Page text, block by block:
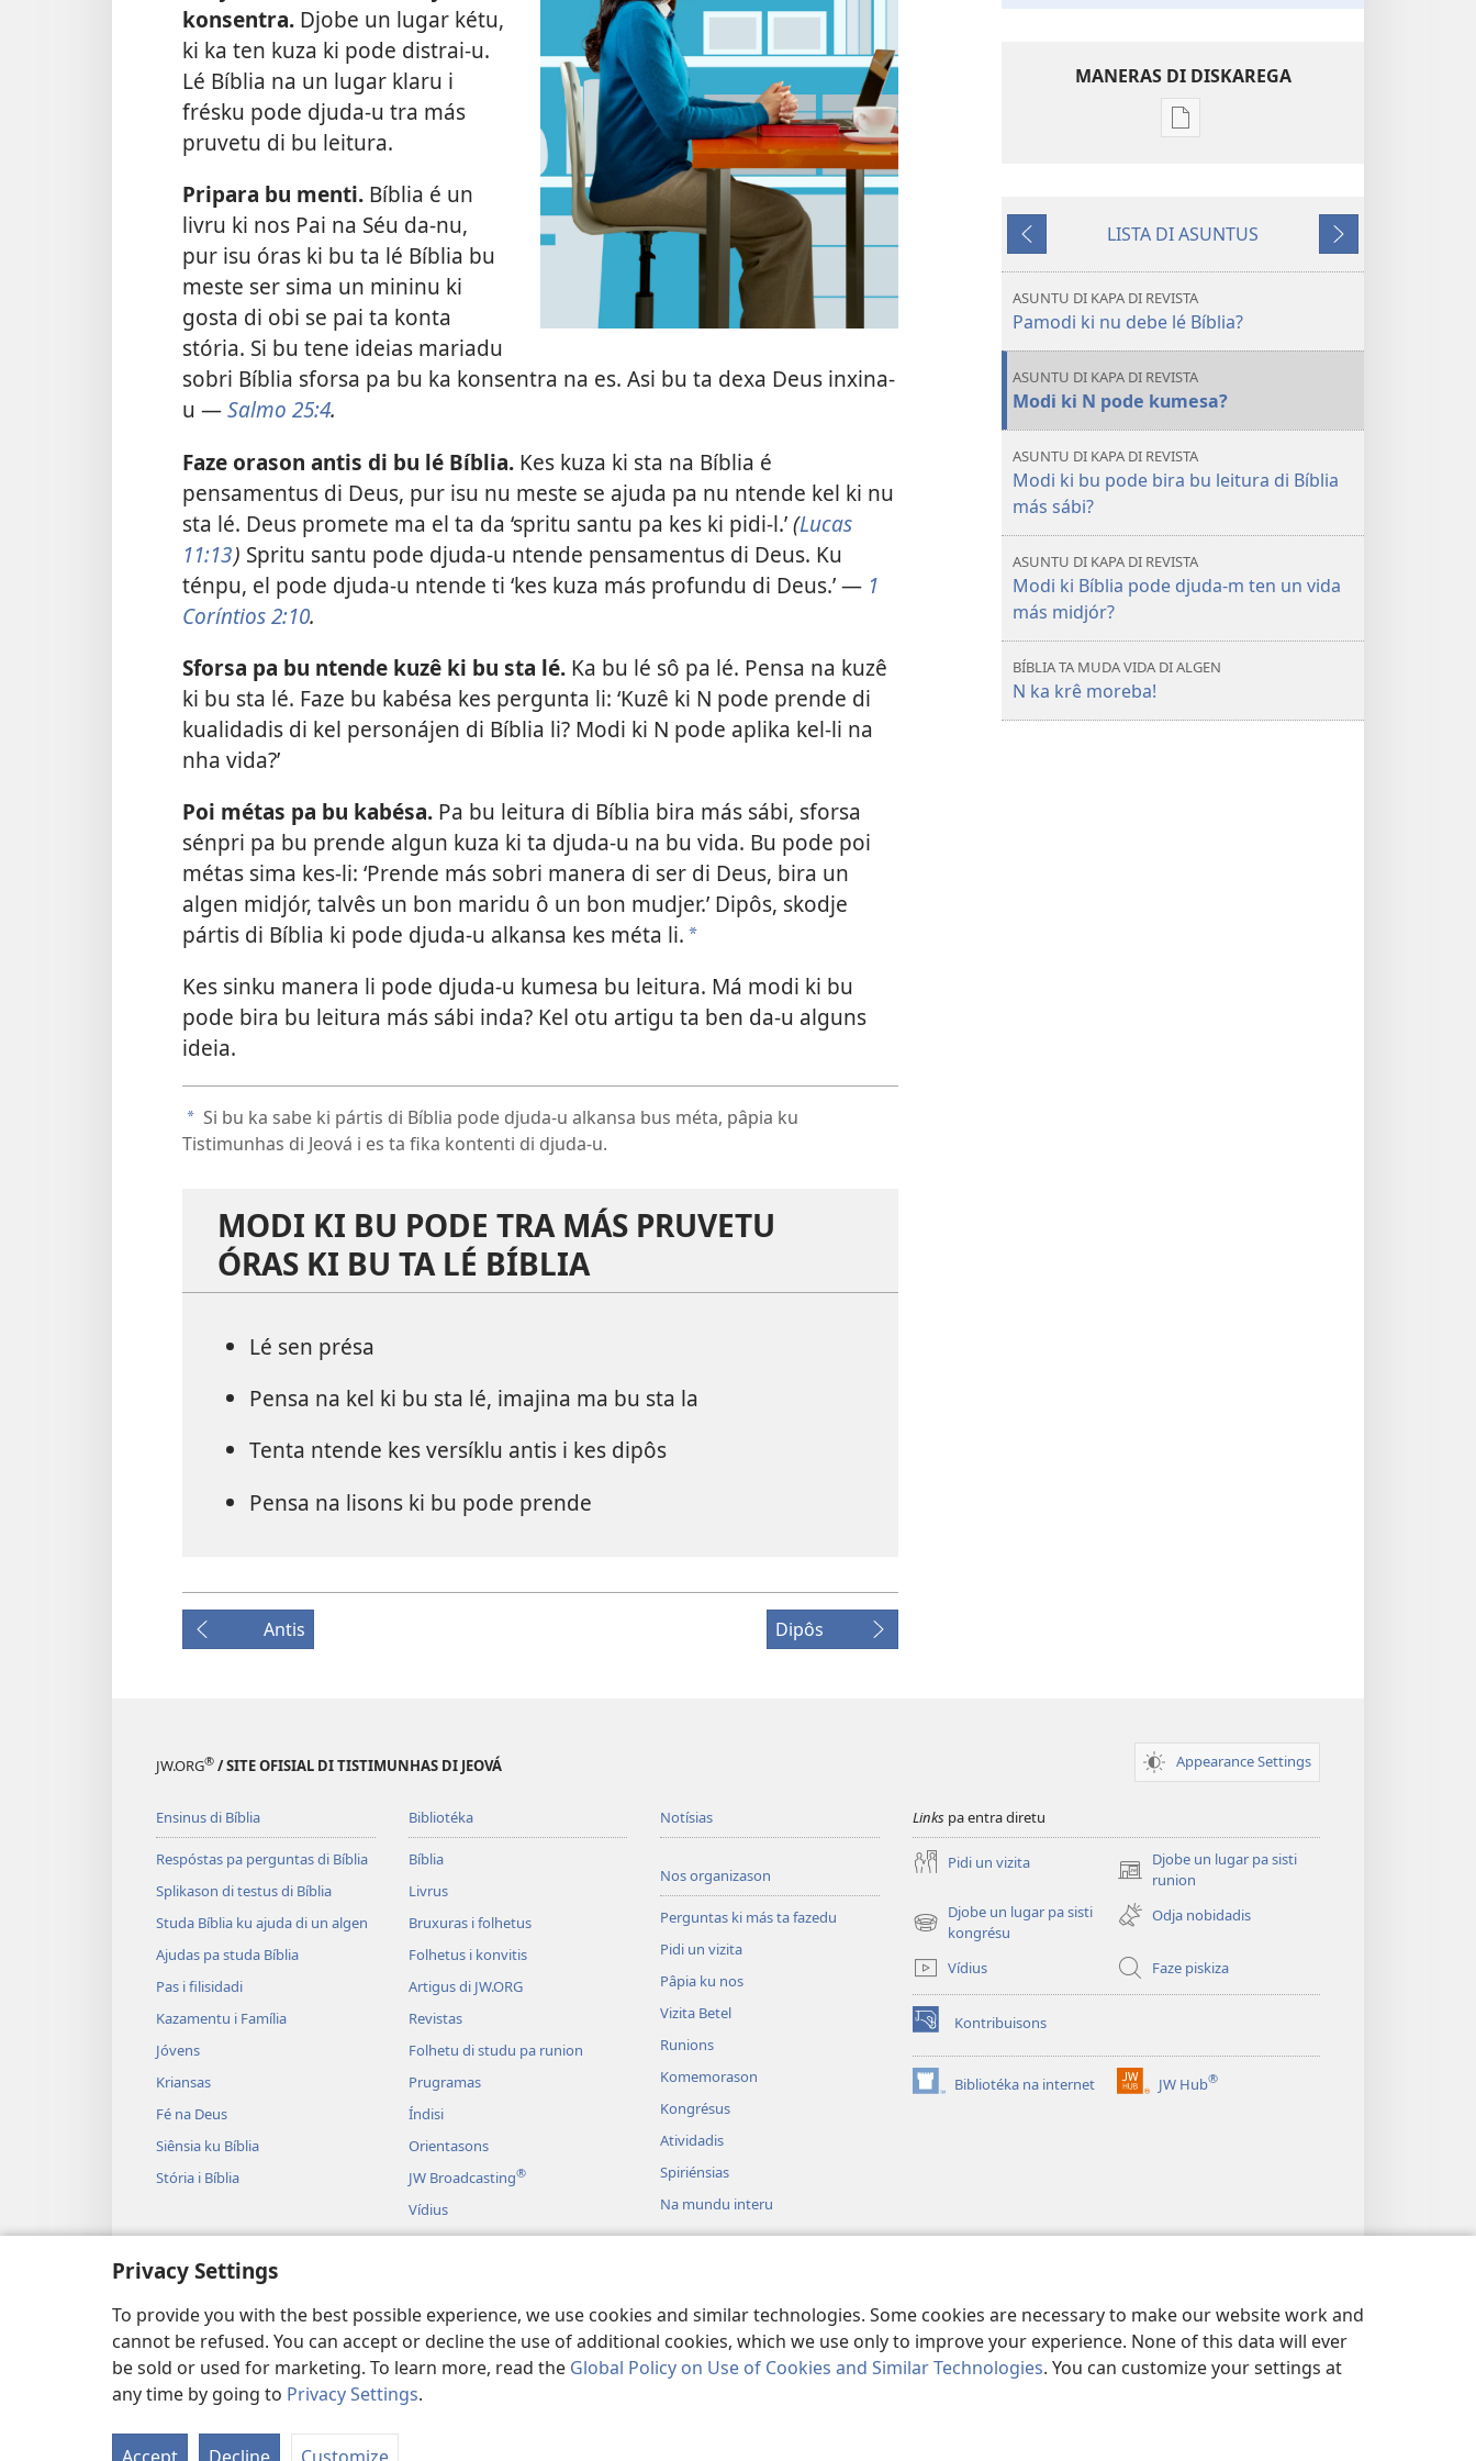
Privacy Settings
To provide you with the best possible experience, we use cookies and similar technologies. Some cookies are necessary to make our website work and
cannot be refused. You can accept or decline the use of additional cookies, which we use only to improve your experience. None of this data will ever
be sold or used for marketing. To learn more, read the Global Policy on Use of Cookies and Similar Technologies. You can customize your settings at
any time by going to Privacy Settings.
konsentra. Djobe un lugar kétu,
ki ka ten kuza ki pode distrai-u.
Lé Bíblia na un lugar klaru i
frésku pode djuda-u tra más
pruvetu di bu leitura.
Pripara bu menti. Bíblia é un
livru ki nos Pai na Séu da-nu,
pur isu óras ki bu ta lé Bíblia bu
meste ser sima un mininu ki
gosta di obi se pai ta konta
stória. Si bu tene ideias mariadu
sobri Bíblia sforsa pa bu ka konsentra na es. Asi bu ta dexa Deus inxina-
u —Salmo 25:4.
Faze orason antis di bu lé Bíblia. Kes kuza ki sta na Bíblia é
pensamentus di Deus, pur isu nu meste se ajuda pa nu ntende kel ki nu
sta lé. Deus promete ma el ta da ‘spritu santu pa kes ki pidi-l.’(Lucas
11:13) Spritu santu pode djuda-u ntende pensamentus di Deus. Ku
ténpu, el pode djuda-u ntende ti ‘kes kuza más profundu di Deus.’ — 1
Coríntios 2:10.
Sforsa pa bu ntende kuzê ki bu sta lé. Ka bu lé sô pa lé. Pensa na kuzê
ki bu sta lé. Faze bu kabésa kes pergunta li: ‘Kuzê ki N pode prende di
kualidadis di kel personájen di Bíblia li? Modi ki N pode aplika kel-li na
nha vida?’
Poi métas pa bu kabésa. Pa bu leitura di Bíblia bira más sábi, sforsa
sénpri pa bu prende algun kuza ki ta djuda-u na bu vida. Bu pode poi
métas sima kes-li: ‘Prende más sobri manera di ser di Deus, bira un
algen midjór, talvês un bon maridu ô un bon mudjer.’ Dipôs, skodje
pártis di Bíblia ki pode djuda-u alkansa kes méta li. a
Kes sinku manera li pode djuda-u kumesa bu leitura. Má modi ki bu
pode bira bu leitura más sábi inda? Kel otu artigu ta ben da-u alguns
ideia.
a Si bu ka sabe ki pártis di Bíblia pode djuda-u alkansa bus méta, pâpia ku
Tistimunhas di Jeová i es ta fika kontenti di djuda-u.
MODI KI BU PODE TRA MÁS PRUVETU
ÓRAS KI BU TA LÉ BÍBLIA
Lé sen présa
Pensa na kel ki bu sta lé, imajina ma bu sta la
Tenta ntende kes versíklu antis i kes dipôs
Pensa na lisons ki bu pode prende
Antis Dipôs
MANERAS DI DISKAREGA
Opson
SENTINÉLA
Nunbru 1 di 2017
Antis
LISTA DI ASUNTUS
Dipôs
ASUNTU DI KAPA DI REVISTA
Pamodi ki nu debe lé Bíblia?
ASUNTU DI KAPA DI REVISTA
Modi ki N pode kumesa?
ASUNTU DI KAPA DI REVISTA
Modi ki bu pode bira bu leitura di Bíblia
más sábi?
ASUNTU DI KAPA DI REVISTA
Modi ki Bíblia pode djuda-m ten un vida
más midjór?
BÍBLIA TA MUDA VIDA DI ALGEN
N ka krê moreba!
JW.ORG® / SITE OFISIAL DI TISTIMUNHAS DI JEOVÁ Appearance Settings
Ensinus di Bíblia
Respóstas pa perguntas di Bíblia
Splikason di testus di Bíblia
Studa Bíblia ku ajuda di un algen
Ajudas pa studa Bíblia
Pas i filisidadi
Kazamentu i Família
Jóvens
Kriansas
Fé na Deus
Siênsia ku Bíblia
Stória i Bíblia
Bibliotéka
Bíblia
Livrus
Bruxuras i folhetus
Folhetus i konvitis
Artigus di JW.ORG
Revistas
Folhetu di studu pa runion
Prugramas
Índisi
Orientasons
JW Broadcasting®
Vídius
Múzika
Leituras di Bíblia dramatizadu
Notísias
Nos organizason
Perguntas ki más ta fazedu
Pidi un vizita
Pâpia ku nos
Vizita Betel
Runions
Komemorason
Kongrésus
Atividadis
Spiriénsias
Na mundu interu
Links pa entra diretu
Pidi un vizita
Djobe un lugar pa sisti
runion
(abri
un
janéla
Djobe un lugar pa sisti
kongrésu
(abri
janéla
novu)
Odja nobidadis
Vídius Faze piskiza
Kontribuisons
(abri
un
janéla
novu)
Bibliotéka na internet
(abri
JW Hub®
(abri
Copyright © 2026 Watch Tower Bible and Tract Society of Pennsylvania.